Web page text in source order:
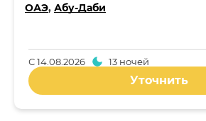
ОАЭ, Абу-Даби
С14.08.2026 13 ночей
Уточнить